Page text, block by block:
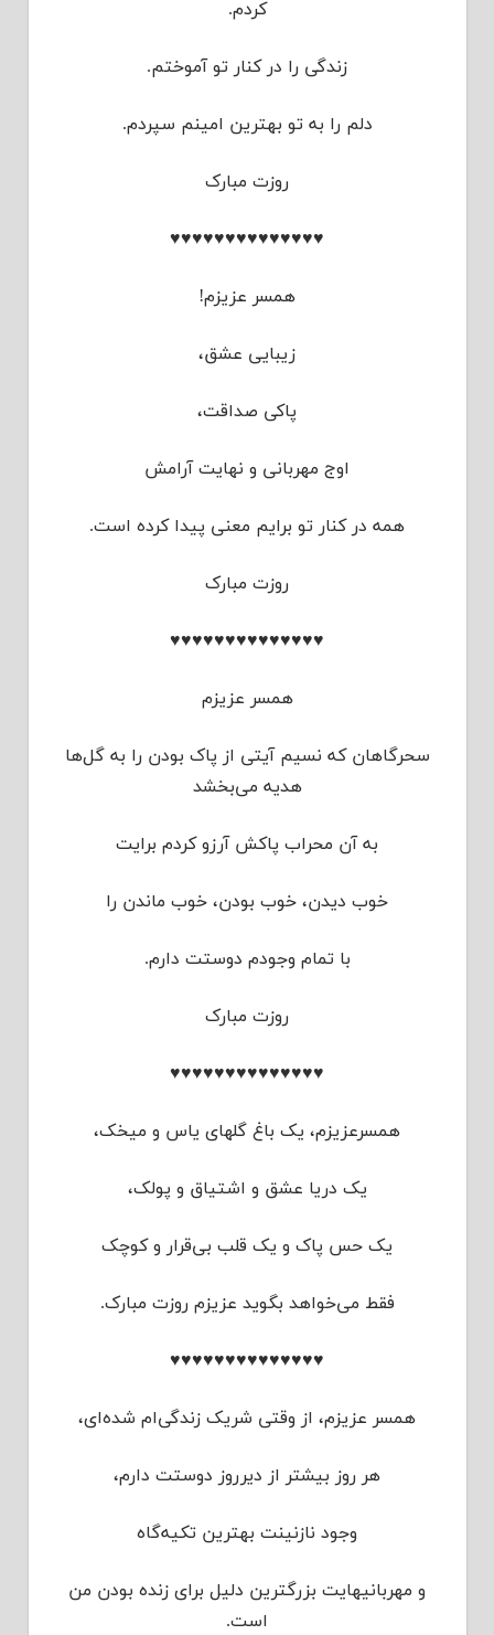
کردم.
زندگی را در کنار تو آموختم.
دلم را به تو بهترین امینم سپردم.
روزت مبارک
♥♥♥♥♥♥♥♥♥♥♥♥♥♥
همسر عزیزم!
زیبایی عشق،
پاکی صداقت،
اوج مهربانی و نهایت آرامش
همه در کنار تو برایم معنی پیدا کرده است.
روزت مبارک
♥♥♥♥♥♥♥♥♥♥♥♥♥♥
همسر عزیزم
سحرگاهان که نسیم آیتی از پاک بودن را به گل‌ها
هدیه می‌بخشد
به آن محراب پاکش آرزو کردم برایت
خوب دیدن، خوب بودن، خوب ماندن را
با تمام وجودم دوستت دارم.
روزت مبارک
♥♥♥♥♥♥♥♥♥♥♥♥♥♥
همسرعزیزم، یک باغ گلهای یاس و میخک،
یک دریا عشق و اشتیاق و پولک،
یک حس پاک و یک قلب بی‌قرار و کوچک
فقط می‌خواهد بگوید عزیزم روزت مبارک.
♥♥♥♥♥♥♥♥♥♥♥♥♥♥
همسر عزیزم، از وقتی شریک زندگی‌ام شده‌ای،
هر روز بیشتر از دیرروز دوستت دارم،
وجود نازنینت بهترین تکیه‌گاه
و مهربانیهایت بزرگترین دلیل برای زنده بودن من
است.